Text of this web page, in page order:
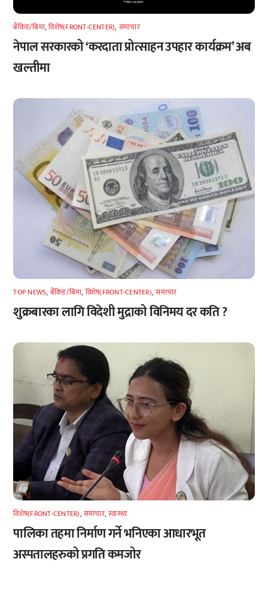
बैंकिङ/बिमा,विशेष(FRONT-CENTER), समाचार
नेपाल सरकारको ‘करदाता प्रोत्साहन उपहार कार्यक्रम’ अब
खल्तीमा
TOP NEWS, बैंकिङ/बिमा, विशेष(FRONT-CENTER),समाचार
शुक्रबारका लागि विदेशी मुद्राको विनिमय दर कति ?
विशेष(FRONT-CENTER),समाचार,स्वास्थ्य
पालिका तहमा निर्माण गर्ने भनिएका आधारभूत
अस्पतालहरुको प्रगति कमजोर